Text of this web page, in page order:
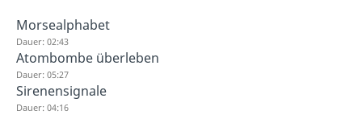
Morsealphabet
Dauer: 02:43
Atombombe überleben
Dauer: 05:27
Sirenensignale
Dauer: 04:16